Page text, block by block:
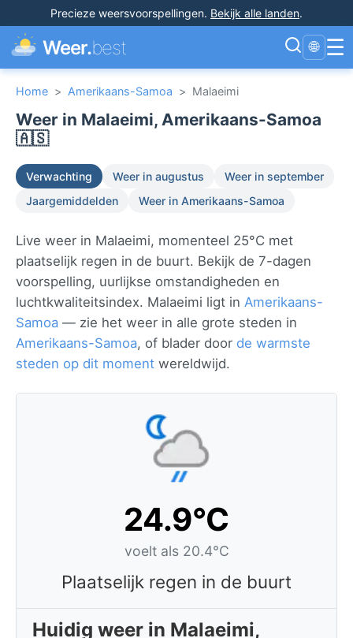
Precieze weersvoorspellingen. Bekijk alle landen.
Weer.best 🌐 ☰
Home > Amerikaans-Samoa > Malaeimi
Weer in Malaeimi, Amerikaans-Samoa
🇦🇸
Verwachting Weer in augustus
Weer in september
Jaargemiddelden
Weer in Amerikaans-Samoa
Live weer in Malaeimi, momenteel 25°C met
plaatselijk regen in de buurt. Bekijk de 7-dagen
voorspelling, uurlijkse omstandigheden en
luchtkwaliteitsindex. Malaeimi ligt in Amerikaans-
Samoa — zie het weer in alle grote steden in
Amerikaans-Samoa, of blader door de warmste
steden op dit moment wereldwijd.
24.9°C
voelt als 20.4°C
Plaatselijk regen in de buurt
Huidig weer in Malaeimi,